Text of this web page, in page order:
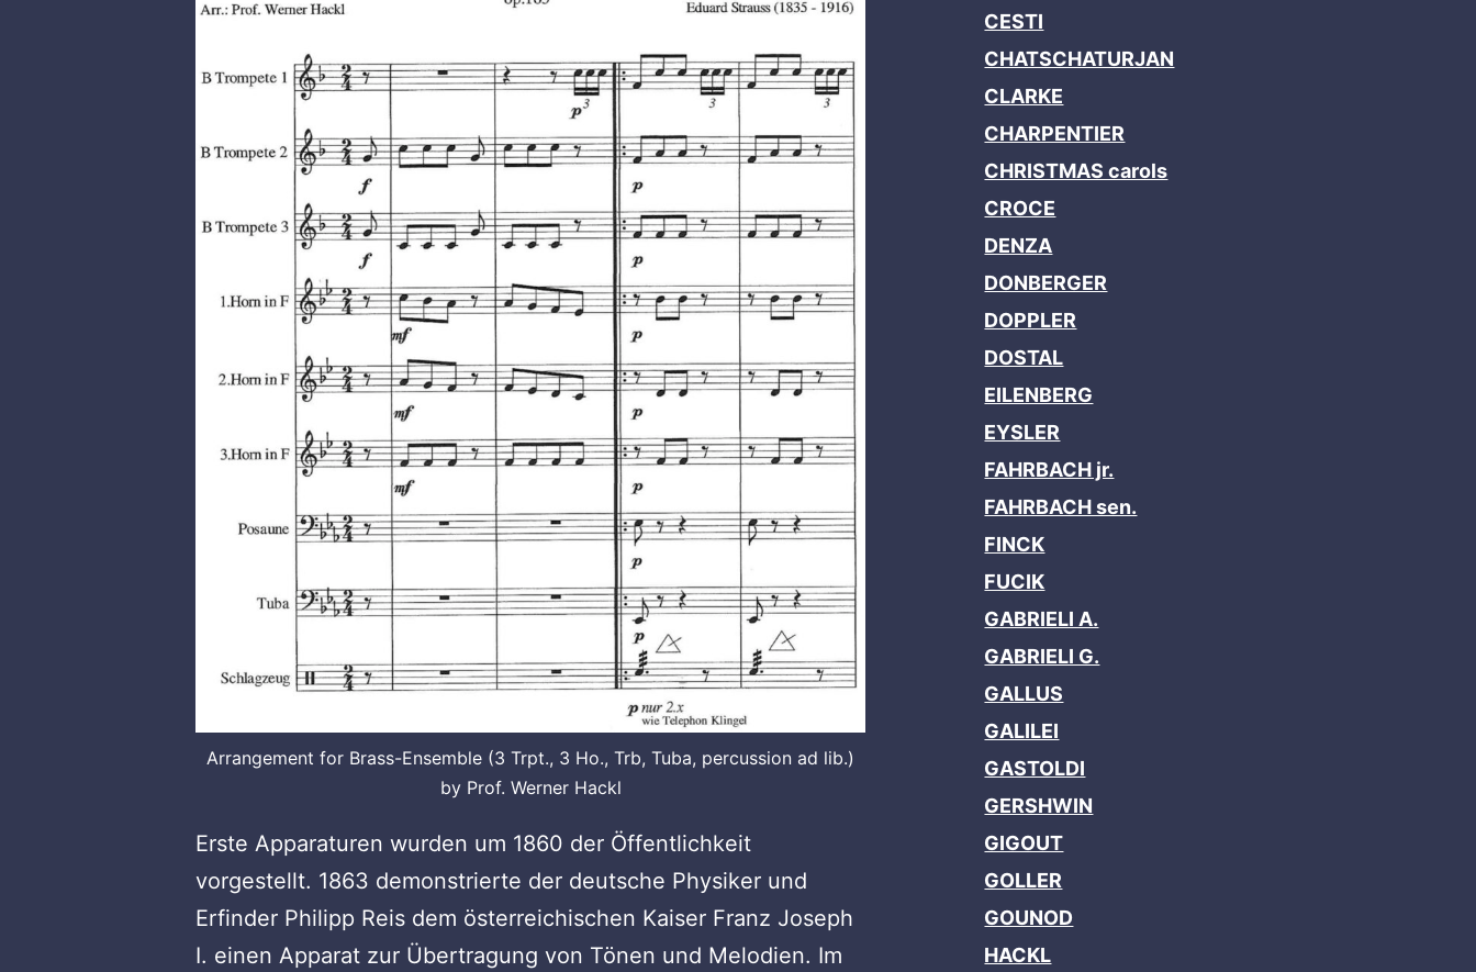
Arrangement for Brass-Ensemble (3 Trpt., 3 Ho., Trb, Tuba, percussion ad lib.)
by Prof. Werner Hackl
Erste Apparaturen wurden um 1860 der Öffentlichkeit
vorgestellt. 1863 demonstrierte der deutsche Physiker und
Erfinder Philipp Reis dem österreichischen Kaiser Franz Joseph
I. einen Apparat zur Übertragung von Tönen und Melodien. Im
CESTI
CHATSCHATURJAN
CLARKE
CHARPENTIER
CHRISTMAS carols
CROCE
DENZA
DONBERGER
DOPPLER
DOSTAL
EILENBERG
EYSLER
FAHRBACH jr.
FAHRBACH sen.
FINCK
FUCIK
GABRIELI A.
GABRIELI G.
GALLUS
GALILEI
GASTOLDI
GERSHWIN
GIGOUT
GOLLER
GOUNOD
HACKL